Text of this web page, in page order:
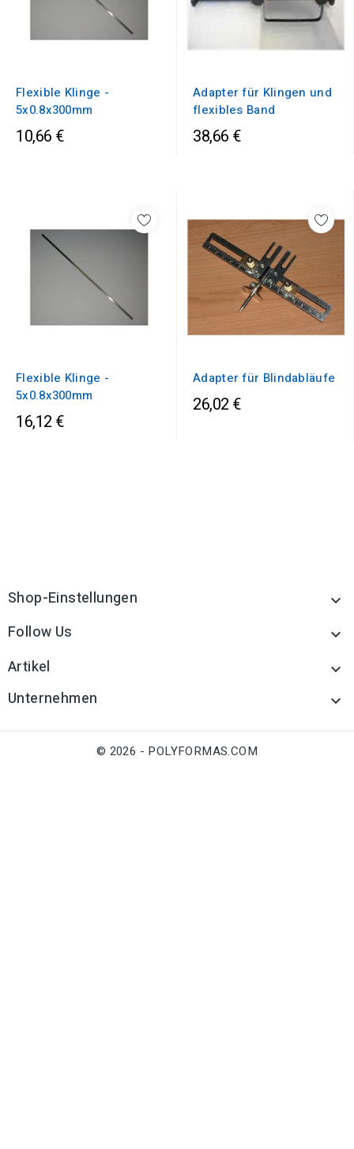
Flexible Klinge -
5x0.8x300mm
10,66 €
Adapter für Klingen und
flexibles Band
38,66 €
Flexible Klinge -
5x0.8x300mm
16,12 €
Adapter für Blindabläufe
26,02 €
Shop-Einstellungen 
Follow Us 
Artikel 
Unternehmen 
© 2026 - POLYFORMAS.COM